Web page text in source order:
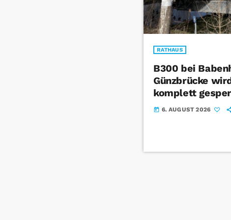
RATHAUS
B300 bei
Günzbrücke
komplett
today 6. AUGUST 2026